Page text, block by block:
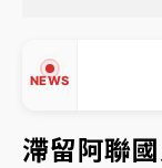
NEWS
中信慈善基金
駁 理由曝光
故宮《龍藏經
周六起展出延
滯留阿聯